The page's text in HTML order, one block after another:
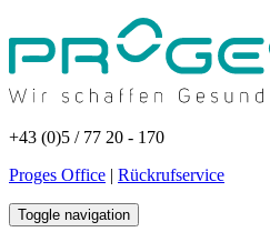
+43 (0)5 / 77 20 - 170
Proges Office | Rückrufservice
Toggle navigation